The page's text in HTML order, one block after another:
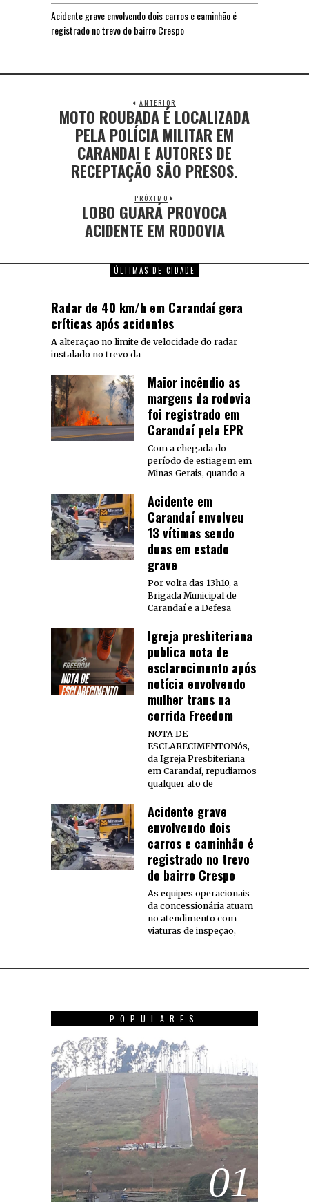
Acidente grave envolvendo dois carros e caminhão é
registrado no trevo do bairro Crespo
ANTERIOR
MOTO ROUBADA É LOCALIZADA
PELA POLÍCIA MILITAR EM
CARANDAI E AUTORES DE
RECEPTAÇÃO SÃO PRESOS.
PRÓXIMO
LOBO GUARÁ PROVOCA
ACIDENTE EM RODOVIA
ÚLTIMAS DE CIDADE
Radar de 40 km/h em Carandaí gera
críticas após acidentes
A alteração no limite de velocidade do radar
instalado no trevo da
Maior incêndio as
margens da rodovia
foi registrado em
Carandaí pela EPR
Com a chegada do
período de estiagem em
Minas Gerais, quando a
Acidente em
Carandaí envolveu
13 vítimas sendo
duas em estado
grave
Por volta das 13h10, a
Brigada Municipal de
Carandaí e a Defesa
Igreja presbiteriana
publica nota de
esclarecimento após
notícia envolvendo
mulher trans na
corrida Freedom
NOTA DE
ESCLARECIMENTONós,
da Igreja Presbiteriana
em Carandaí, repudiamos
qualquer ato de
Acidente grave
envolvendo dois
carros e caminhão é
registrado no trevo
do bairro Crespo
As equipes operacionais
da concessionária atuam
no atendimento com
viaturas de inspeção,
POPULARES
01